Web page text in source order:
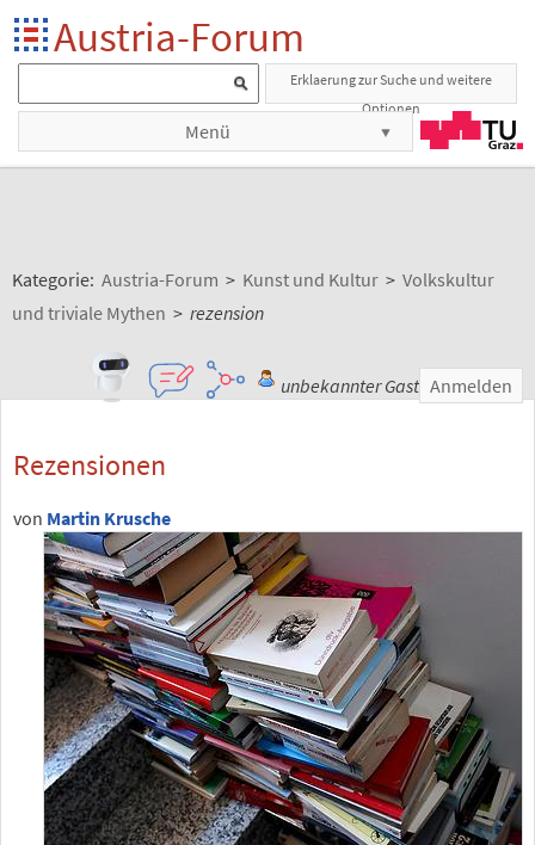
Austria-Forum
Erklaerung zur Suche und weitere
Optionen
Menü
Kategorie: Austria-Forum > Kunst und Kultur > Volkskultur
und triviale Mythen > rezension
unbekannter Gast Anmelden
Rezensionen
von Martin Krusche